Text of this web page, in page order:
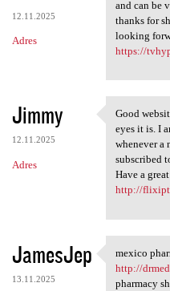
12.11.2025
Adres
and can be
thanks for
looking
https://
Jimmy
12.11.2025
Adres
Good
Good
eyes it is. I
whenever a
subscribed
Have a
http://
JamesJep
13.11.2025
mexico
mexico
http://
pharmacy